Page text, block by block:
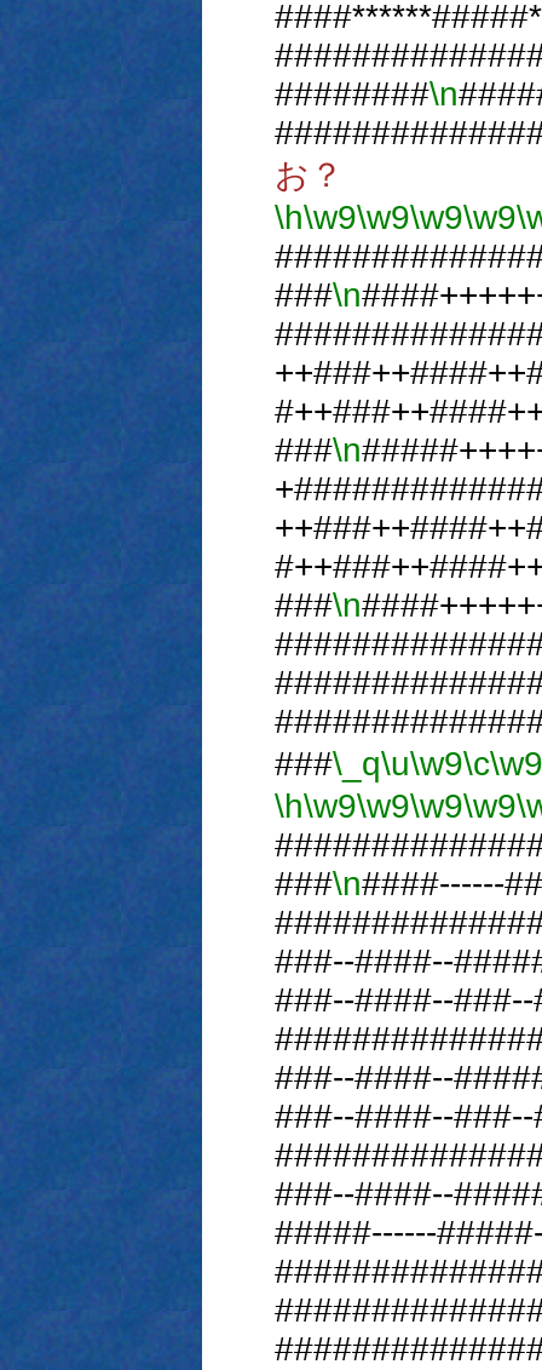
########\n
お？
\h\w9\w9\w9\w9
###\n
###\n
###\n
###\_q\u\w9\c\w9
\h\w9\w9\w9\w9
###\n####------
###--####--
###--####--
###--####--
###--####--
###--####--
#####------